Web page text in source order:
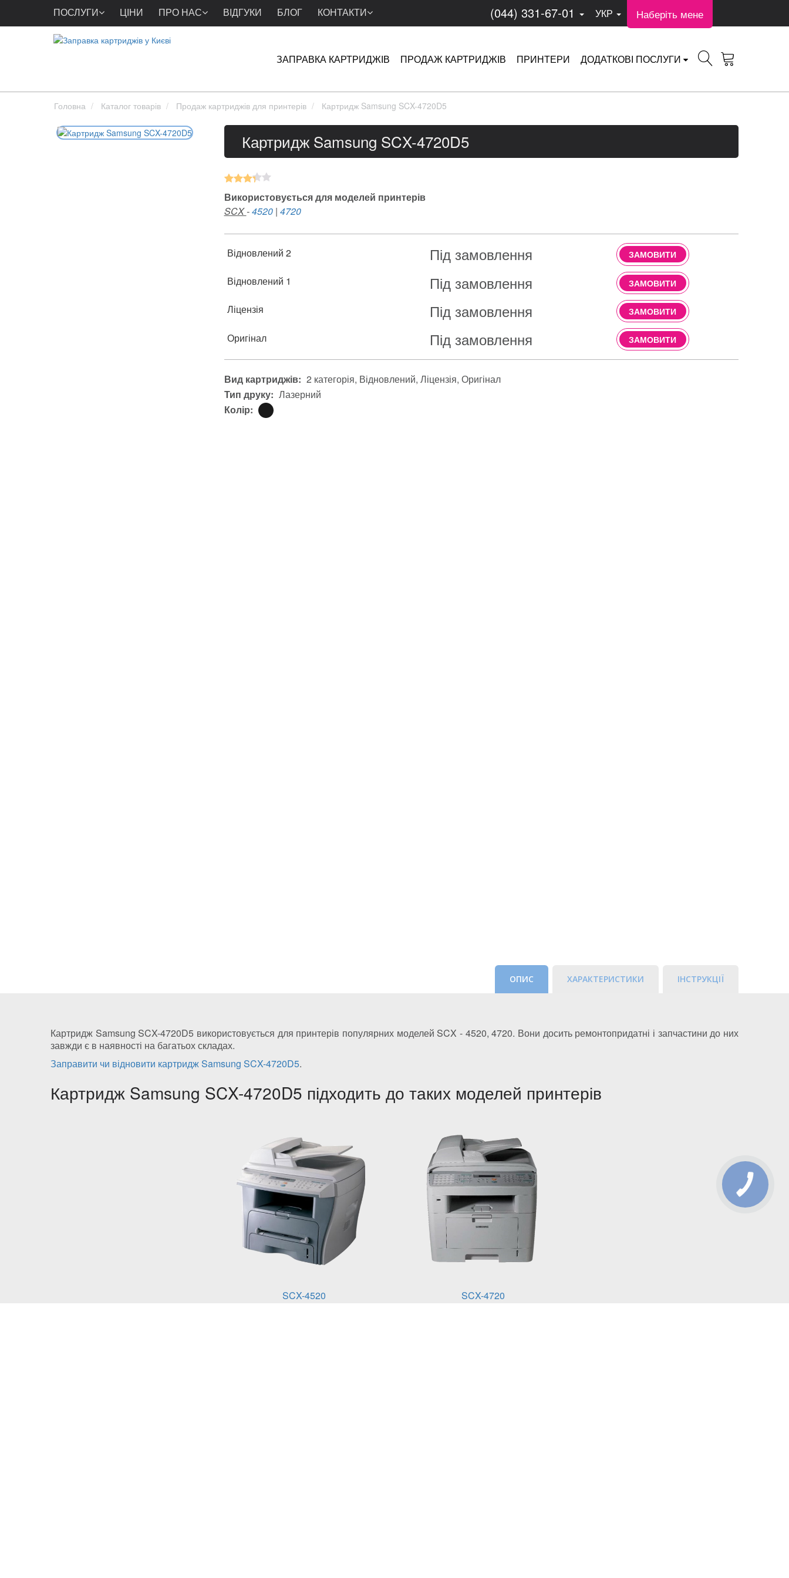
ПОСЛУГИ ЦІНИ ПРО НАС ВІДГУКИ БЛОГ КОНТАКТИ (044) 331-67-01 УКР Наберіть мене
ЗАПРАВКА КАРТРИДЖІВ ПРОДАЖ КАРТРИДЖІВ ПРИНТЕРИ ДОДАТКОВІ ПОСЛУГИ
Головна Каталог товарів Продаж картриджів для принтерів Картридж Samsung SCX-4720D5
Картридж Samsung SCX-4720D5
Використовується для моделей принтерів
SCX-4520| 4720
Відновлений 2 Під замовлення ЗАМОВИТИ
Відновлений 1 Під замовлення ЗАМОВИТИ
Ліцензія Під замовлення ЗАМОВИТИ
Оригінал Під замовлення ЗАМОВИТИ
Вид картриджів: 2 категорія Відновлений Ліцензія Оригінал
Тип друку: Лазерний
Колір:
ОПИС ХАРАКТЕРИСТИКИ ІНСТРУКЦІЇ
Картридж Samsung SCX-4720D5 використовується для принтерів популярних моделей SCX - 4520, 4720. Вони досить ремонтопридатні і запчастини до них
завжди є в наявності на багатьох складах.
Заправити чи відновити картридж Samsung SCX-4720D5.
Картридж Samsung SCX-4720D5 підходить до таких моделей принтерів
SCX-4520 SCX-4720